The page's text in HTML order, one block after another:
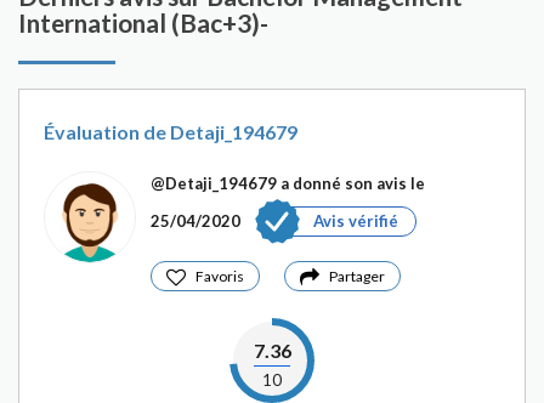
International (Bac+3)-
Évaluation de Detaji_194679
@Detaji_194679 a donné son avis le
25/04/2020
Avis vérifié
Favoris Partager
7.36
10